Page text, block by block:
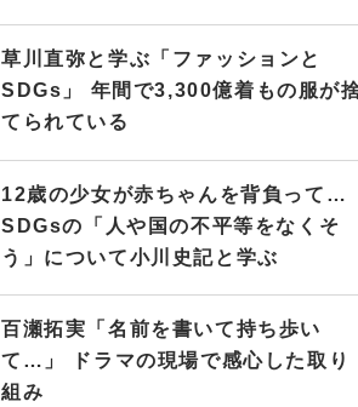
草川直弥と学ぶ「ファッションと
SDGs」 年間で3,300億着もの服が
てられている
12歳の少女が赤ちゃんを背負って…
SDGsの「人や国の不平等をなくそ
う」について小川史記と学ぶ
百瀬拓実「名前を書いて持ち歩い
て…」 ドラマの現場で感心した取り
組み